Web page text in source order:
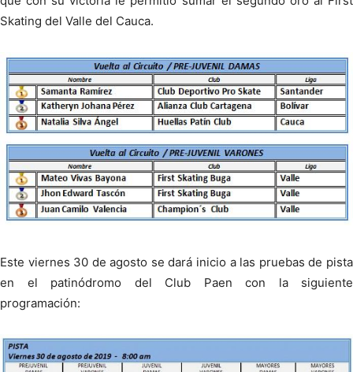
Skating del Valle del Cauca.
Este viernes 30 de agosto se dará inicio a las pruebas de pista
en el patinódromo del Club Paen con la siguiente
programación: